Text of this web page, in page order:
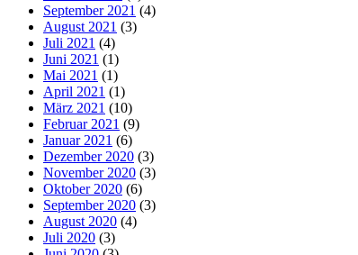
September 2021 (4)
August 2021 (3)
Juli 2021 (4)
Juni 2021 (1)
Mai 2021 (1)
April 2021 (1)
März 2021 (10)
Februar 2021 (9)
Januar 2021 (6)
Dezember 2020 (3)
November 2020 (3)
Oktober 2020 (6)
September 2020 (3)
August 2020 (4)
Juli 2020 (3)